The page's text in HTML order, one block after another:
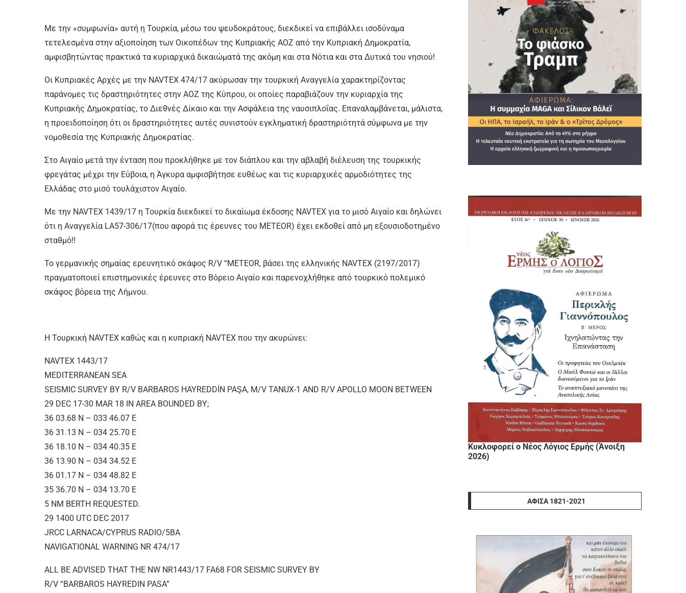
Με την «συμφωνία» αυτή η Τουρκία, μέσω του ψευδοκράτους, διεκδικεί να επιβάλλει ισοδύναμα
τετελεσμένα στην αξιοποίηση των Οικοπέδων της Κυπριακής ΑΟΖ από την Κυπριακή Δημοκρατία,
αμφισβητώντας πρακτικά τα κυριαρχικά δικαιώματά της ακόμη και στα Νότια και στα Δυτικά του νησιού!
Οι Κυπριακές Αρχές με την NAVTEX 474/17 ακύρωσαν την τουρκική Αναγγελία χαρακτηρίζοντας
παράνομες τις δραστηριότητες στην ΑΟΖ της Κύπρου, οι οποίες παραβιάζουν την κυριαρχία της
Κυπριακής Δημοκρατίας, το Διεθνές Δίκαιο και την Ασφάλεια της ναυσιπλοΐας. Επαναλαμβάνεται, μάλιστα,
η προειδοποίηση ότι οι δραστηριότητες αυτές συνιστούν εγκληματική δραστηριότητά σύμφωνα με την
νομοθεσία της Κυπριακής Δημοκρατίας.
Στο Αιγαίο μετά την ένταση που προκλήθηκε με τον διάπλου και την αβλαβή διέλευση της τουρκικής
φρεγάτας μέχρι την Εύβοια, η Άγκυρα αμφισβήτησε ευθέως και τις κυριαρχικές αρμοδιότητες της
Ελλάδας στο μισό τουλάχιστον Αιγαίο.
Με την NAVTEX 1439/17 η Τουρκία διεκδικεί το δικαίωμα έκδοσης NAVTEX για το μισό Αιγαίο και δηλώνει
ότι η Αναγγελία LA57-306/17(που αφορά τις έρευνες του METEOR) έχει εκδοθεί από μη εξουσιοδοτημένο
σταθμό!!
Το γερμανικής σημαίας ερευνητικό σκάφος R/V “METEOR, βάσει της ελληνικής NAVTEX (2197/2017)
πραγματοποιεί επιστημονικές έρευνες στο Βόρειο Αιγαίο και παρενοχλήθηκε από τουρκικό πολεμικό
σκάφος βόρεια της Λήμνου.
Η Τουρκική NAVTEX καθώς και η κυπριακή NAVTEX που την ακυρώνει:
NAVTEX 1443/17
MEDITERRANEAN SEA
SEISMIC SURVEY BY R/V BARBAROS HAYREDDİN PAŞA, M/V TANUX-1 AND R/V APOLLO MOON BETWEEN
29 DEC 17-30 MAR 18 IN AREA BOUNDED BY;
36 03.68 N – 033 46.07 E
36 31.13 N – 034 25.70 E
36 18.10 N – 034 40.35 E
36 13.90 N – 034 34.52 E
36 01.17 N – 034 48.82 E
35 36.70 N – 034 13.70 E
5 NM BERTH REQUESTED.
29 1400 UTC DEC 2017
JRCC LARNACA/CYPRUS RADIO/5BA
NAVIGATIONAL WARNING NR 474/17
ALL BE ADVISED THAT THE NW NR1443/17 FA68 FOR SEISMIC SURVEY BY
R/V “BARBAROS HAYREDIN PASA”
Κυκλοφορεί ο Νέος Λόγιος Ερμής (Άνοιξη
2026)
ΑΦΊΣΑ 1821-2021